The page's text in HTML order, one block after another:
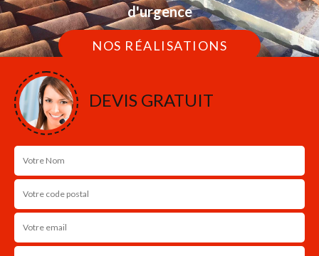
d'urgence
NOS RÉALISATIONS
DEVIS GRATUIT